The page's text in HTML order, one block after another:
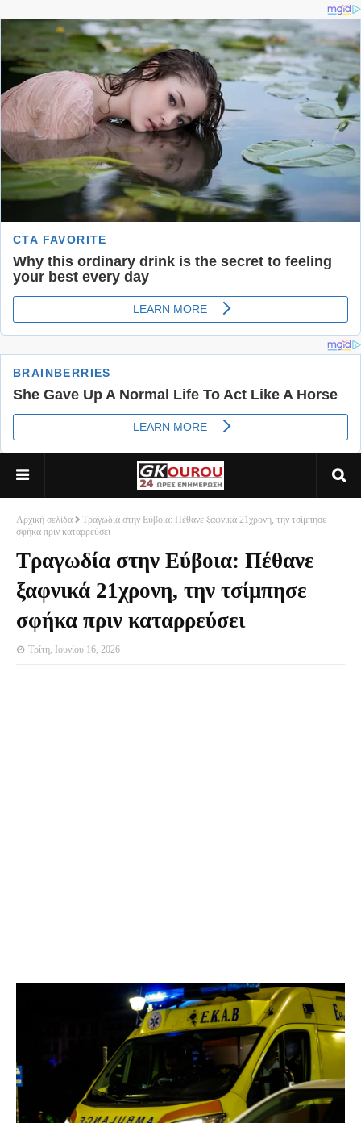
Αρχική σελίδα
Τραγωδία στην Εύβοια: Πέθανε ξαφνικά 21χρονη, την τσίμπησε
σφήκα πριν καταρρεύσει
Τραγωδία στην Εύβοια: Πέθανε
ξαφνικά 21χρονη, την τσίμπησε
σφήκα πριν καταρρεύσει
Τρίτη, Ιουνίου 16, 2026